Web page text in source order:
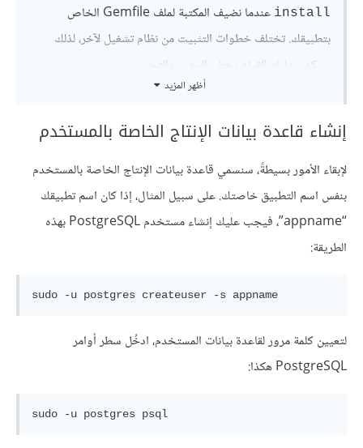
install
عندما نضيف المكتبة لملف Gemfile الخاص
بتطبيقك. تختلف خطوات التثبيت من نظام تشغيل لآخر، لذلك
سيكون عليك القيام ببعض البحث والتجريب.
أظهر المزيد
إنشاء قاعدة بيانات الإنتاج الخاصة بالمستخدم
لإبقاء الأمور بسيطةً، سنسمي قاعدة بيانات الإنتاج الخاصة بالمستخدم
بنفس اسم التطبيق خاصتك. على سبيل المثال، إذا كان اسم تطبيقك
“appname”، فيجب عليك إنشاء مستخدم PostgreSQL بهذه
الطريقة:
لتعيين كلمة مرور لقاعدة بيانات المستخدم، ادخُل سطر أوامر
PostgreSQL هكذا: